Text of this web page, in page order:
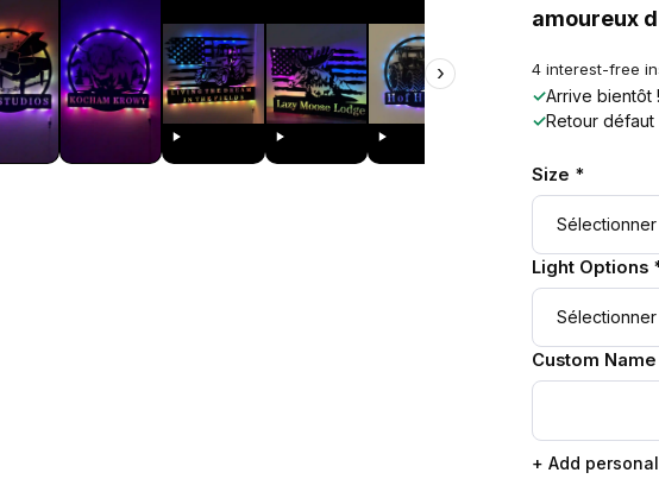
›
amoureux
4 interest-free
✓Arrive bientôt
✓Retour
Size *
Light Options
Custom
+ Add